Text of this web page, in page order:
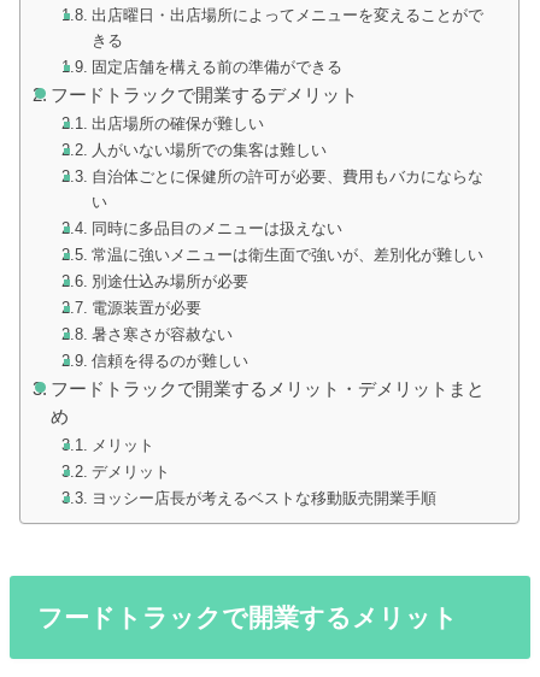
出店曜日・出店場所によってメニューを変えることがで
きる
固定店舗を構える前の準備ができる
フードトラックで開業するデメリット
出店場所の確保が難しい
人がいない場所での集客は難しい
自治体ごとに保健所の許可が必要、費用もバカにならな
い
同時に多品目のメニューは扱えない
常温に強いメニューは衛生面で強いが、差別化が難しい
別途仕込み場所が必要
電源装置が必要
暑さ寒さが容赦ない
信頼を得るのが難しい
フードトラックで開業するメリット・デメリットまと
め
メリット
デメリット
ヨッシー店長が考えるベストな移動販売開業手順
フードトラックで開業するメリット